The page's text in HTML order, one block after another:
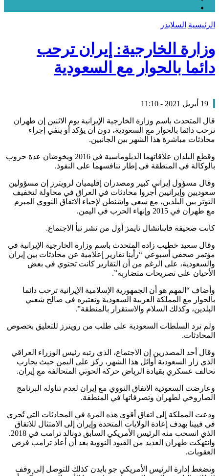
الرئيسية السلايدر
وزارة الخارجية: إيران ترحب
دائما بالحوار مع السعودية
19 أبريل 2021 - 11:10
قال المتحدث باسم وزارة الخارجية الإيرانية يوم الاثنين إن طهران
ترحب دائما بالحوار مع السعودية، دون أن يؤكد أو ينفي إجراء
محادثات مباشرة هذا الشهر بين الجانبين.
وقطع البلدان علاقاتهما الدبلوماسية في 2016 ويخوضان عدة حروب
بالوكالة في المنطقة في إطار تنافسهما على النفوذ.
وقال مسؤول إيراني كبير ومصدران إقليميان لرويترز إن مسؤولين
سعوديين وإيرانيين أجروا محادثات في العراق في محاولة لتخفيف
التوتر بين البلدين، مع سعي واشنطن لإحياء الاتفاق النووي المبرم
مع طهران في 2015 وإنهاء الحرب في اليمن.
كانت صحيفة فاينانشال تايمز أول من نشر نبأ الاجتماع.
وقال سعيد خطيب زاده المتحدث باسم وزارة الخارجية الإيرانية في
مؤتمر صحفي أسبوعي “رأينا تقارير إعلامية عن محادثات بين إيران
والسعودية، على الرغم من أن التقارير كانت تحتوي في بعض
الأحيان على تصريحات متضاربة”.
وأضاف “المهم هو أن الجمهورية الإسلامية الإيرانية ترحب دائما
بالحوار مع المملكة العربية السعودية وتعتبره في صالح شعبي
البلدين، وكذلك السلام والاستقرار بالمنطقة”.
ولم ترد السلطات السعودية على طلب من رويترز للتعليق بخصوص
المحادثات.
وقال أحد المصدرين إن الاجتماع، الذي رتبه رئيس الوزراء العراقي
الذي زار السعودية أوائل هذا الشهر، ركز على اليمن حيث يحارب
تحالف عسكري بقيادة الرياض حركة الحوثي المتحالفة مع إيران.
وعارضت السعودية الاتفاق النووي مع إيران لعدم تناوله البرنامج
الصاروخي لطهران وتصرفاتها في المنطقة.
ودعت المملكة إلى اتفاق أقوى هذه المرة في المحادثات التي تُجرى
في فيينا بهدف إعادة الولايات المتحدة وإيران إلى الامتثال للاتفاق
الذي انسحب منه الرئيس الأمريكي السابق دونالد ترامب في 2018.
وانتهكت طهران العديد من القيود النووية بعد أن أعاد ترامب فرض
العقوبات.
وتضغط إدارة الرئيس الأمريكي جو بايدن كذلك للتوصل إلى وقف